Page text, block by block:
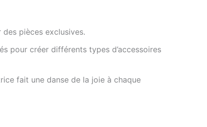
des pièces exclusives.
pour créer différents types d’accessoires
fait une danse de la joie à chaque